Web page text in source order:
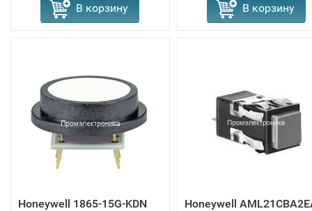
В корзину В корзину
Honeywell 1865-15G-KDN Honeywell